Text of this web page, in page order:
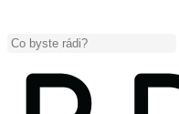
Search